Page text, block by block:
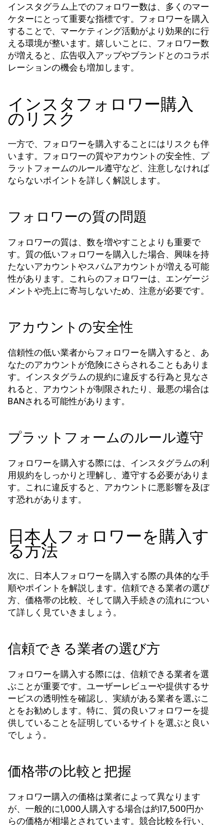
インスタグラム上でのフォロワー数は、多くのマー
ケターにとって重要な指標です。フォロワーを購入
することで、マーケティング活動がより効果的に行
える環境が整います。嬉しいことに、フォロワー数
が増えると、広告収入アップやブランドとのコラボ
レーションの機会も増加します。
インスタフォロワー購入
のリスク
一方で、フォロワーを購入することにはリスクも伴
います。フォロワーの質やアカウントの安全性、プ
ラットフォームのルール遵守など、注意しなければ
ならないポイントを詳しく解説します。
フォロワーの質の問題
フォロワーの質は、数を増やすことよりも重要で
す。質の低いフォロワーを購入した場合、興味を持
たないアカウントやスパムアカウントが増える可能
性があります。これらのフォロワーは、エンゲージ
メントや売上に寄与しないため、注意が必要です。
アカウントの安全性
信頼性の低い業者からフォロワーを購入すると、あ
なたのアカウントが危険にさらされることもありま
す。インスタグラムの規約に違反する行為と見なさ
れると、アカウントが制限されたり、最悪の場合は
BANされる可能性があります。
プラットフォームのルール遵守
フォロワーを購入する際には、インスタグラムの利
用規約をしっかりと理解し、遵守する必要がありま
す。これに違反すると、アカウントに悪影響を及ぼ
す恐れがあります。
日本人フォロワーを購入す
る方法
次に、日本人フォロワーを購入する際の具体的な手
順やポイントを解説します。信頼できる業者の選び
方、価格帯の比較、そして購入手続きの流れについ
て詳しく見ていきましょう。
信頼できる業者の選び方
フォロワーを購入する際には、信頼できる業者を選
ぶことが重要です。ユーザーレビューや提供するサ
ービスの透明性を確認し、実績がある業者を選ぶこ
とをお勧めします。特に、質の良いフォロワーを提
供していることを証明しているサイトを選ぶと良い
でしょう。
価格帯の比較と把握
フォロワー購入の価格は業者によって異なります
が、一般的に1,000人購入する場合は約17,500円か
らの価格が相場とされています。競合比較を行い、